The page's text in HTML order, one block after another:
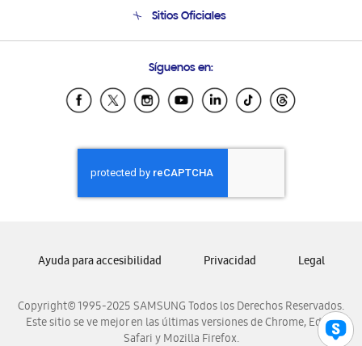
Seguimiento de tu pedido
Soporte vía eMail
Sitios Oficiales
Samsung Ecuador
Samsung El Salvador
Samsung Honduras
Samsung Nicaragua
Samsung Panamá
Samsung Venezuela
Síguenos en:
Copyright© 1995-2025 SAMSUNG Todos los Derechos Reservados.
Este sitio se ve mejor en las últimas versiones de Chrome, Edge,
Safari y Mozilla Firefox.
Ayuda para accesibilidad Privacidad Legal